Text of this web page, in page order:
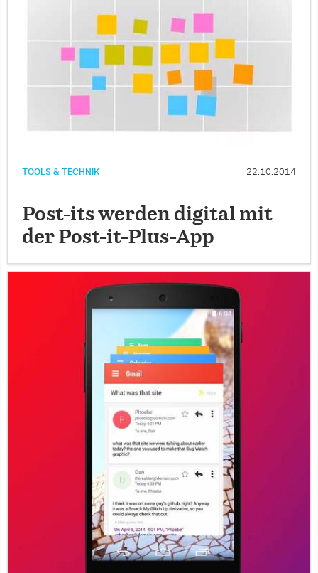
TOOLS & TECHNIK 22.10.2014
Post-its werden digital mit
der Post-it-Plus-App